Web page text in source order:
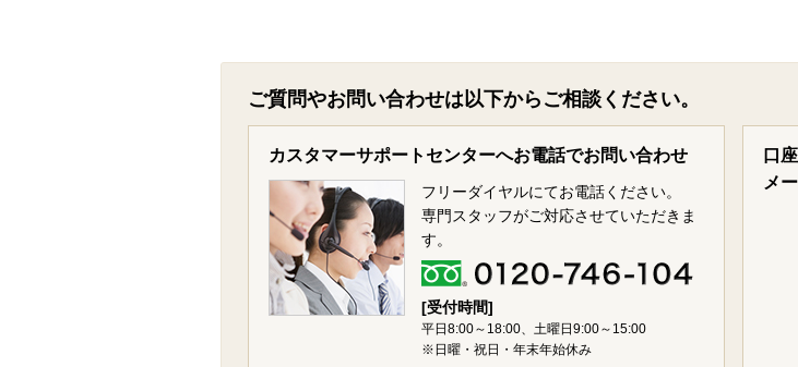
ご質問やお問い合わせは以下からご相談ください。
カスタマーサポートセンターへお電話でお問い合わせ
フリーダイヤルにてお電話ください。
専門スタッフがご対応させていただきま
す。
[受付時間]
平日8:00～18:00、土曜日9:00～15:00
※日曜・祝日・年末年始休み
口
メ